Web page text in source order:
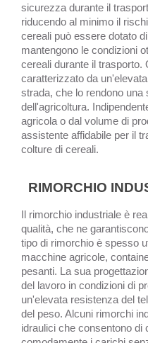
sicurezza durante il
riducendo al minimo il
cereali può essere dotato
mantengono le condizioni
cereali durante il trasporto.
caratterizzato da
strada, che lo rendono una
dell'agricoltura.
agricola o dal volume di
assistente affidabile per il
colture di cereali.
RIMORCHIO
Il rimorchio industriale è
qualità, che ne
tipo di rimorchio è spesso
macchine agricole,
pesanti. La sua
del lavoro in condizioni di
un'elevata resistenza del
del peso. Alcuni rimorchi
idraulici che consentono di